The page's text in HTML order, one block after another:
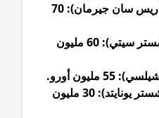
المغربي أشرف حكيمي (باريس سان جيرمان): 70
البرتغالي كونسيساو (مانشستر سيتي): 60 مليون
الإنجليزي وان بيساكا (مانشستر يونايتد): 30 مليون